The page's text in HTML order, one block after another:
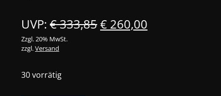
UVP: €333,85Ursprünglicher
€ 260,00
Zzgl. 20% MwSt.
zzgl.Versand
30 vorrätig